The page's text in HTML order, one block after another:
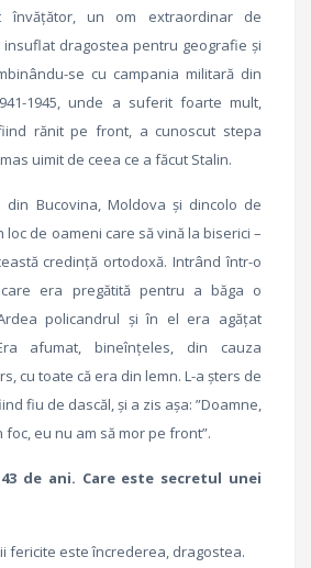
învățător, un om extraordinar de
insuflat dragostea pentru geografie și
se cu campania militară din
1945, unde a suferit foarte mult,
rănit pe front, a cunoscut stepa
uimit de ceea ce a făcut Stalin.
Bucovina, Moldova și dincolo de
loc de oameni care să vină la biserici –
credință ortodoxă. Intrând într-o
era pregătită pentru a băga o
policandrul și în el era agățat
afumat, bineînțeles, din cauza
cu toate că era din lemn. L-a șters de
fiu de dascăl, și a zis așa: ”Doamne,
foc, eu nu am să mor pe front”.
de ani. Care este secretul unei
fericite este încrederea, dragostea.